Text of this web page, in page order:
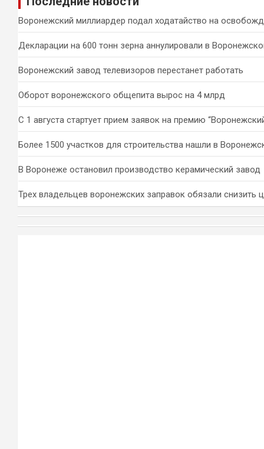
Воронежский миллиардер подал ходатайство на
Декларации на 600 тонн зерна аннулировали в
Воронежский завод телевизоров перестанет работать
Оборот воронежского общепита вырос на 4 млрд
С 1 августа стартует прием заявок на премию
Более 1500 участков для строительства нашли в
В Воронеже остановил производство керамический завод
Трех владельцев воронежских заправок обязали снизить